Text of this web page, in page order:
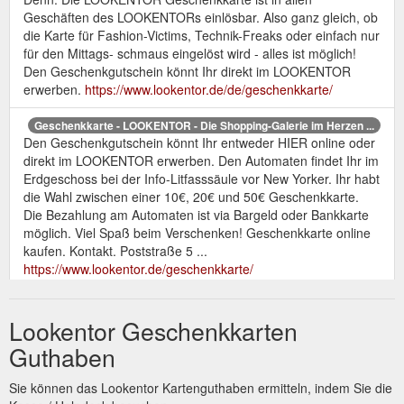
Geschäften des LOOKENTORs einlösbar. Also ganz gleich, ob
die Karte für Fashion-Victims, Technik-Freaks oder einfach nur
für den Mittags- schmaus eingelöst wird - alles ist möglich!
Den Geschenkgutschein könnt Ihr direkt im LOOKENTOR
erwerben. https://www.lookentor.de/de/geschenkkarte/
Geschenkkarte - LOOKENTOR - Die Shopping-Galerie im Herzen ...
Den Geschenkgutschein könnt Ihr entweder HIER online oder
direkt im LOOKENTOR erwerben. Den Automaten findet Ihr im
Erdgeschoss bei der Info-Litfasssäule vor New Yorker. Ihr habt
die Wahl zwischen einer 10€, 20€ und 50€ Geschenkkarte.
Die Bezahlung am Automaten ist via Bargeld oder Bankkarte
möglich. Viel Spaß beim Verschenken! Geschenkkarte online
kaufen. Kontakt. Poststraße 5 ...
https://www.lookentor.de/geschenkkarte/
Geschenkgutschein könnt Ihr direkt HIER oder im Lookentor
an der Litfaßsäule erwerben. Jetzt bestellen! #fürdich. Service.
Wir möchten Euren Bummel durch die Mall so angenehm wie
Angebot für Euch aus. 500 überdachte City Parkplätze.
Lookentor Geschenkkarten
Guthaben
Sie können das Lookentor Kartenguthaben ermitteln, indem Sie die